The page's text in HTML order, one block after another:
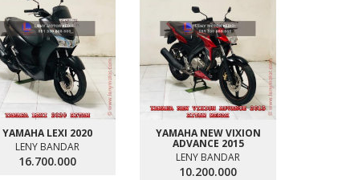
YAMAHA LEXI 2020
LENY BANDAR
16.700.000
YAMAHA NEW VIXION
ADVANCE 2015
LENY BANDAR
10.200.000